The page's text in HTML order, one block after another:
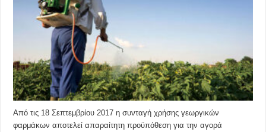
Από τις 18 Σεπτεμβρίου 2017 η συνταγή χρήσης γεωργικών
φαρμάκων αποτελεί απαραίτητη προϋπόθεση για την αγορά